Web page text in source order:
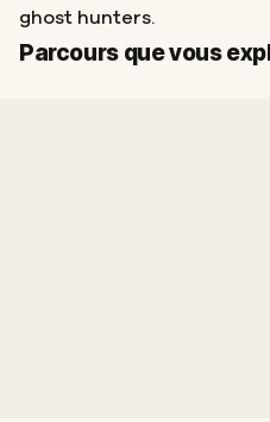
ghost hunters.
Parcours que vous
Départ
Arrivée